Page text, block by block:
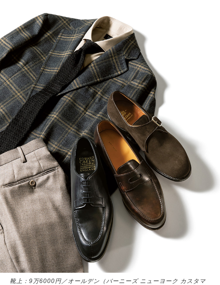
靴上：9万6000円／オールデン（バーニーズ ニューヨーク カスタマ